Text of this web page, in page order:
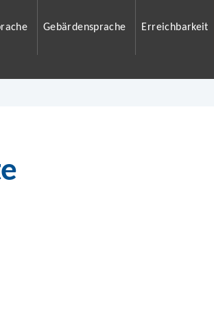
Gebärdensprache Erreichbarkeit